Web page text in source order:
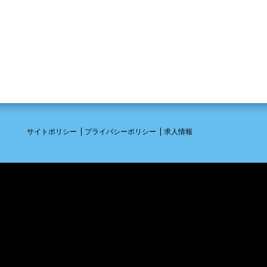
サイトポリシー プライバシーポリシー 求人情報